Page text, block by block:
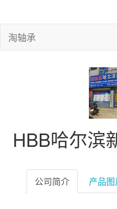
淘轴承
HBB哈尔滨
公司简介 产品图